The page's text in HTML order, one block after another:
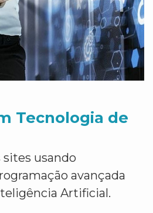
Tecnologia de
usando
avançada
Artificial.